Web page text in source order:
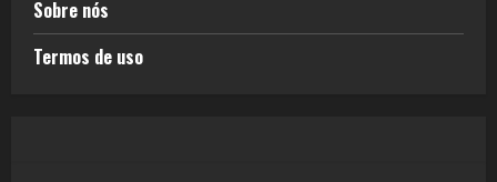
Sobre nós
Termos de uso